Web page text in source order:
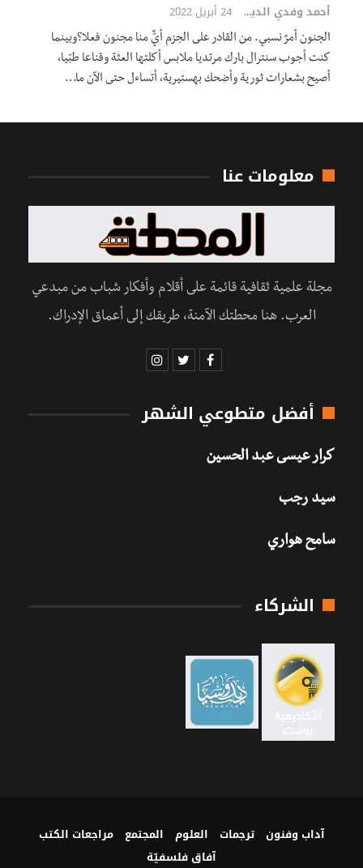
أحمد وفدي الديب 24 أبريل 2022
الجنون أمرٌ نسبي. من القادر على الجزم أيٌّ منا مجنون فعلا؟وبينما
كنت أجوب سنترال بارك مرتديا ملابس أكلتها العثة وقناعا طبّيا،
أصيح بشعارات ثورية وأضحك بهستيرية، أتساءل حتى الآن ما…
معلومات عنا
مجلة علمية ثقافية قائمة على أقلام وأفكار شباب من مبدعي
العرب. هنا محطتك الآمنة، طريقك إلى أعماق الإدراك.
أفضل متطوعي الشهر
كرار عيسى عبد الحسين
سيد رجب
سامح هواري
الشركاء
آداب وفنون ترجمات العلوم المجتمع
مراجعات الكتب
آفاق فلسفيّة‎